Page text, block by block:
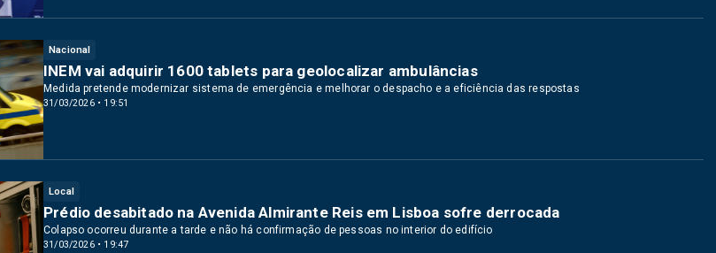
Nacional
31/03/2026 • 19:51
INEM vai adquirir 1600 tablets para geolocalizar ambulâncias
Medida pretende modernizar sistema de emergência e melhorar o despacho e a eficiência das respostas
Local
31/03/2026 • 19:47
Prédio desabitado na Avenida Almirante Reis em Lisboa sofre derrocada
Colapso ocorreu durante a tarde e não há confirmação de pessoas no interior do edifício